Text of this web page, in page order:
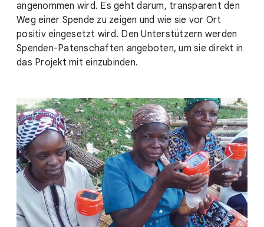
angenommen wird. Es geht darum, transparent den
Weg einer Spende zu zeigen und wie sie vor Ort
positiv eingesetzt wird. Den Unterstützern werden
Spenden-Patenschaften angeboten, um sie direkt in
das Projekt mit einzubinden.